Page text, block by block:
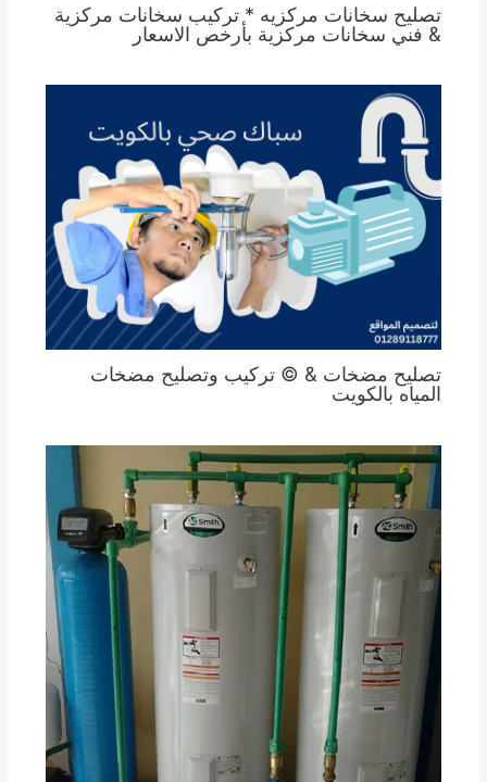
تصليح سخانات مركزيه * تركيب سخانات مركزية
& فني سخانات مركزية بأرخص الاسعار
تصليح مضخات & © تركيب وتصليح مضخات
المياه بالكويت